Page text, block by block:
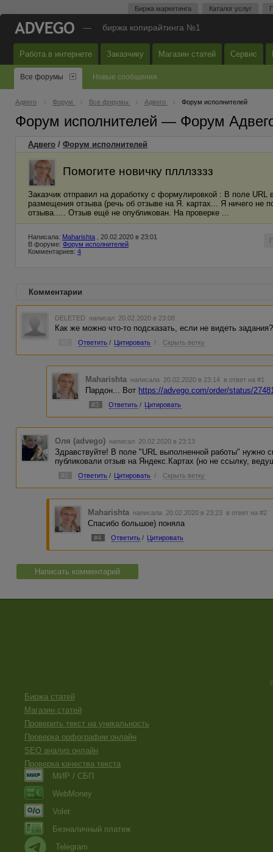
Биржа маркетинга Каталог услуг
— биржа копирайтинга №1
Работа в интернете Заказчику Магазин статей Сервис
Все форумы Новые сообщения
Адвего Форум Все форумы Адвего Форум исполнителей
Форум исполнителей — Форум
Адвего / Форум исполнителей
Помогите новичку плллзззз
Заказчик отправил на доработку с формулировкой : В поле
размещения отзыва (речь об отзыве на Я. картах... Я ничего
отзыва..... Отзыв ещё не опубликован. На проверке ...
Написала: Maharishta , 20.02.2020 в 23:01
В форуме: Форум исполнителей
Комментариев: 4
Комментарии
DELETED написал 20.02.2020 в 23:08
Как же можно что-то подсказать, если не видеть
Ответить / Цитировать / Скрыть ветку
Maharishta написала 20.02.2020 в 23:14 в ответ на #1
Пардон... Вот https://advego.com/order/status/
#3 Ответить / Цитировать
Оля (advego) написал 20.02.2020 в 23:13
Здравствуйте! В поле "URL выполненной работы" нужно
публиковали отзыв на Яндекс.Картах (но не ссылку,
#2 Ответить / Цитировать / Скрыть ветку
Maharishta написала 20.02.2020 в 23:23 в ответ на #2
Спасибо большое) поняла
#4 Ответить / Цитировать
Написать комментарий
Биржа статей
Магазин статей
Проверить текст на уникальность
Проверка орфографии онлайн
SEO анализ онлайн
Проверка качества текста
МИР / СБП
WebMoney
Volet
Безналичный платеж
Telegram